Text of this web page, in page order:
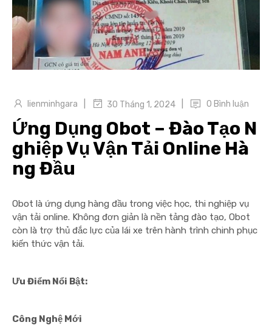
lienminhgara 30 Tháng 1, 2024 0 Bình luận
Ứng Dụng Obot – Đào Tạo N
ghiệp Vụ Vận Tải Online Hà
ng Đầu
Obot là ứng dụng hàng đầu trong việc học, thi nghiệp vụ
vận tải online. Không đơn giản là nền tảng đào tạo, Obot
còn là trợ thủ đắc lực của lái xe trên hành trình chinh phục
kiến thức vận tải.
Ưu Điểm Nổi Bật:
Công Nghệ Mới